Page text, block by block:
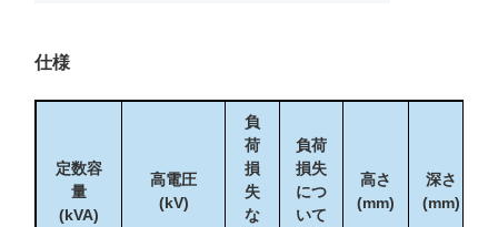
仕様
定数容
量
(kVA)
高電圧
(kV)
負
荷
損
失
な
負荷
損失
につ
いて
高さ
(mm)
深さ
(mm)